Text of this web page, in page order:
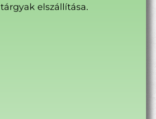
tárgyak elszállítása.